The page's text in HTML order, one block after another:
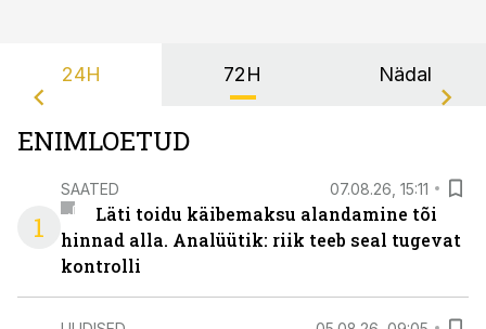
24H 72H Nädal
ENIMLOETUD
1
SAATED 07.08.26, 15:11
Läti toidu käibemaksu alandamine tõi
hinnad alla. Analüütik: riik teeb seal tugevat
kontrolli